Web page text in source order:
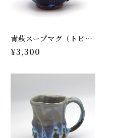
青萩スープマグ（トビカンナ）
¥3,300